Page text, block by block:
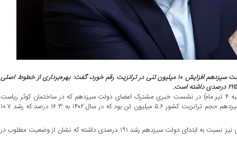
وزیر راه و شهرسازی با بیان اینکه در طول فعالیت دولت سیزدهم افزایش ۱۰ میلیون تنی در ترانزیت رقم خورد، گفت: بهره‌برداری از خطوط اصلی
، مهرداد بذرپاش امروز (دوشنبه ۴ تیر ماه) در نشست خبری مشترک اعضای دولت سیزدهم که در ساختمان کوثر ریاست
جمهوری برگزار شد، افزود: در ابتدای فعالیت دولت سیزدهم حجم ترانزیت کشور ۵.۶ میلیون تن بود که در سال ۱۴۰۲ به ۱۶.۳ درصد که رشد ۱۰.۷
وزیر راه و شهرسازی ادامه داد: ترانزیت ریلی و جاده‌ای نیز نسبت به ابتدای دولت سیزدهم رشد ۱۹۱ درصدی داشته که نشان از وضعیت مطلوب در